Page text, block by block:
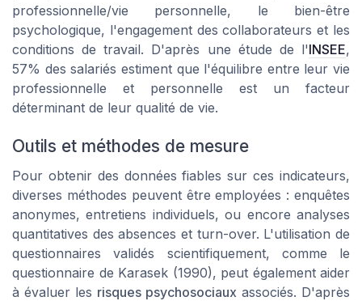
professionnelle/vie personnelle, le bien-être
psychologique, l'engagement des collaborateurs et les
conditions de travail. D'après une étude de l'INSEE,
57% des salariés estiment que l'équilibre entre leur vie
professionnelle et personnelle est un facteur
déterminant de leur qualité de vie.
Outils et méthodes de mesure
Pour obtenir des données fiables sur ces indicateurs,
diverses méthodes peuvent être employées : enquêtes
anonymes, entretiens individuels, ou encore analyses
quantitatives des absences et turn-over. L'utilisation de
questionnaires validés scientifiquement, comme le
questionnaire de Karasek (1990), peut également aider
à évaluer les risques psychosociaux associés. D'après